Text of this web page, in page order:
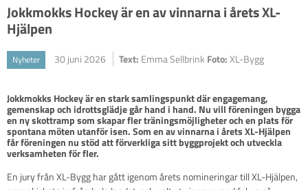
Jokkmokks Hockey är en av vinnarna i årets XL-
Hjälpen
Nyheter 30 juni 2026 Text: Emma Sellbrink Foto:XL-Bygg
Jokkmokks Hockey är en stark samlingspunkt där engagemang,
gemenskap och idrottsglädje går hand i hand. Nu vill föreningen bygga
en ny skottramp som skapar fler träningsmöjligheter och en plats för
spontana möten utanför isen. Som en av vinnarna i årets XL-Hjälpen
får föreningen nu stöd att förverkliga sitt byggprojekt och utveckla
verksamheten för fler.
En jury från XL-Bygg har gått igenom årets nomineringar till XL-Hjälpen,